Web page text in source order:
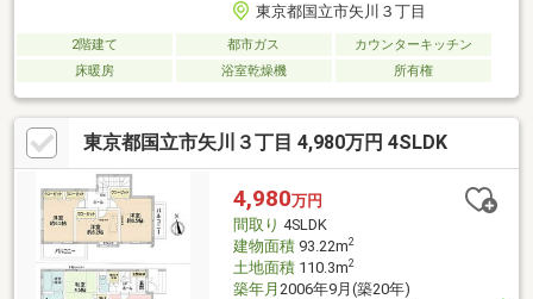
東京都国立市矢川３丁目
2階建て 都市ガス
カウンターキッチン
床暖房
浴室乾燥機 所有権
東京都国立市矢川３丁目 4,980万円 4SLDK
4,980万円
間取り 4SLDK
建物面積93.22m2
土地面積110.3m2
築年月 2006年9月(築20年)